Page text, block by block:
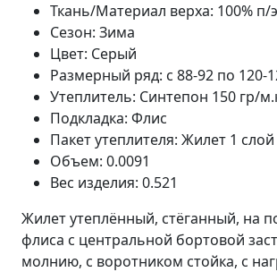
Ткань/Материал верха: 100% п/э
Сезон: Зима
Цвет: Серый
Размерный ряд: с 88-92 по 120-
Утеплитель: Синтепон 150 гр/
Подкладка: Флис
Пакет утеплителя: Жилет 1 слой
Объем: 0.0091
Вес изделия: 0.521
Жилет утеплённый, стёганный, на
флиса с центральной бортовой
молнию, с воротником стойка, с